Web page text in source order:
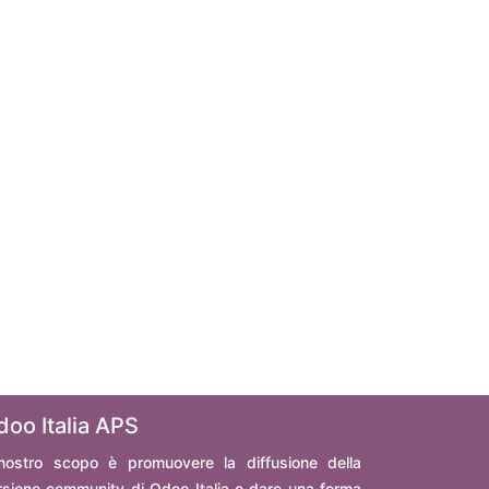
Italia APS
scopo è promuovere la diffusione della